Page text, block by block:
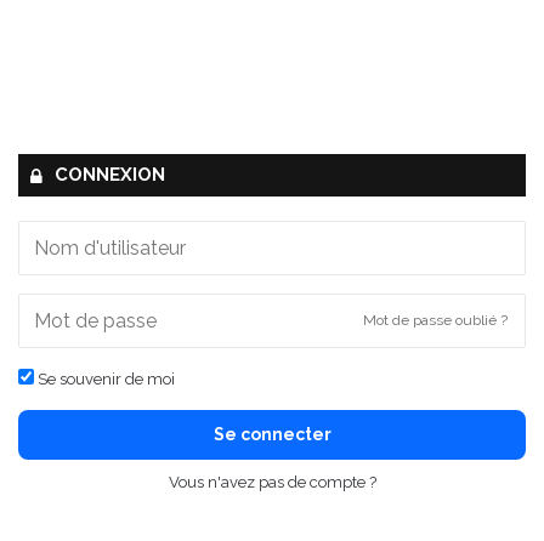
CONNEXION
Mot de passe oublié ?
Se souvenir de moi
Se connecter
Vous n'avez pas de compte ?